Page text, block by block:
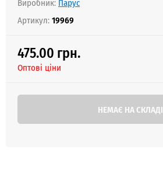
Артикул:19969
475.00 грн.
Оптові ціни
НЕМАЄ НА СКЛАДІ